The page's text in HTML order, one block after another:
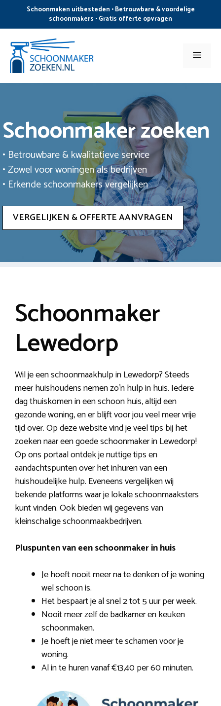
de
inhoud
Schoonmaken uitbesteden • Betrouwbare & voordelige
schoonmakers • Gratis offerte opvragen
Menu
Schoonmaker zoeken
• Betrouwbare & kwalitatieve service
• Zowel voor woningen als bedrijven
• Erkende schoonmakers vergelijken
VERGELIJKEN & OFFERTE AANVRAGEN
Schoonmaker
Lewedorp
Wil je een schoonmaakhulp in Lewedorp? Steeds
meer huishoudens nemen zo’n hulp in huis. Iedere
dag thuiskomen in een schoon huis, altijd een
gezonde woning, en er blijft voor jou veel meer vrije
tijd over. Op deze website vind je veel tips bij het
zoeken naar een goede schoonmaker in Lewedorp!
Op ons portaal ontdek je nuttige tips en
aandachtspunten over het inhuren van een
huishoudelijke hulp. Eveneens vergelijken wij
bekende platforms waar je lokale schoonmaaksters
kunt vinden. Ook bieden wij gegevens van
kleinschalige schoonmaakbedrijven.
Pluspunten van een schoonmaker in huis
Je hoeft nooit meer na te denken of je woning
wel schoon is.
Het bespaart je al snel 2 tot 5 uur per week.
Nooit meer zelf de badkamer en keuken
schoonmaken.
Je hoeft je niet meer te schamen voor je
woning.
Al in te huren vanaf €13,40 per 60 minuten.